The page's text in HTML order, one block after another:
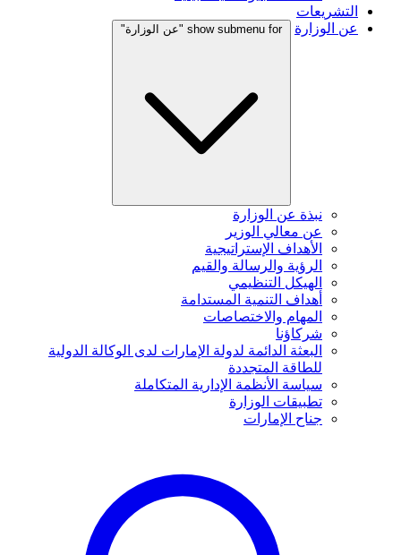
التشريعات
عن الوزارة
show submenu for "عن الوزارة"
نبذة عن الوزارة
عن معالي الوزير
الأهداف الإستراتيجية
الرؤية والرسالة والقيم
الهيكل التنظيمي
أهداف التنمية المستدامة
المهام والاختصاصات
شركاؤنا
البعثة الدائمة لدولة الإمارات لدى الوكالة الدولية
للطاقة المتجددة
سياسة الأنظمة الإدارية المتكاملة
تطبيقات الوزارة
جناح الإمارات